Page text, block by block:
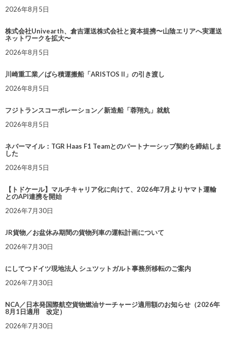
2026年8月5日
株式会社Univearth、倉吉運送株式会社と資本提携〜山陰エリアへ実運送
ネットワークを拡大〜
2026年8月5日
川崎重工業／ばら積運搬船「ARISTOS II」の引き渡し
2026年8月5日
フジトランスコーポレーション／新造船「蓉翔丸」就航
2026年8月5日
ネバーマイル：TGR Haas F1 Teamとのパートナーシップ契約を締結しま
した
2026年8月5日
【トドケール】マルチキャリア化に向けて、2026年7月よりヤマト運輸
とのAPI連携を開始
2026年7月30日
JR貨物／お盆休み期間の貨物列車の運転計画について
2026年7月30日
にしてつドイツ現地法人 シュツットガルト事務所移転のご案内
2026年7月30日
NCA／日本発国際航空貨物燃油サーチャージ適用額のお知らせ（2026年
8月1日適用 改定）
2026年7月30日